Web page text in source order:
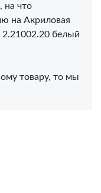
на что
на Акриловая
2.21002.20 белый
товару, то мы